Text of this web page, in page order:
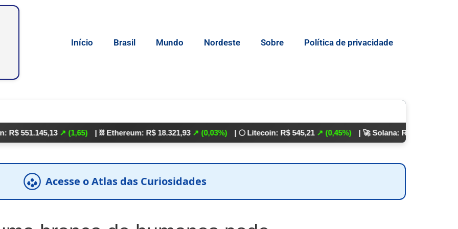
Início Brasil Mundo Nordeste Sobre Política de privacidade
↗ (1,65) | ⛓️ Ethereum: R$ 18.321,93 ↗ (0,03%) | 🌕 Litecoin: R$ 545,21↗ (0,45%) | 🚀 Solana: R$ 862,24↘ (0,01%)
Acesse o Atlas das Curiosidades